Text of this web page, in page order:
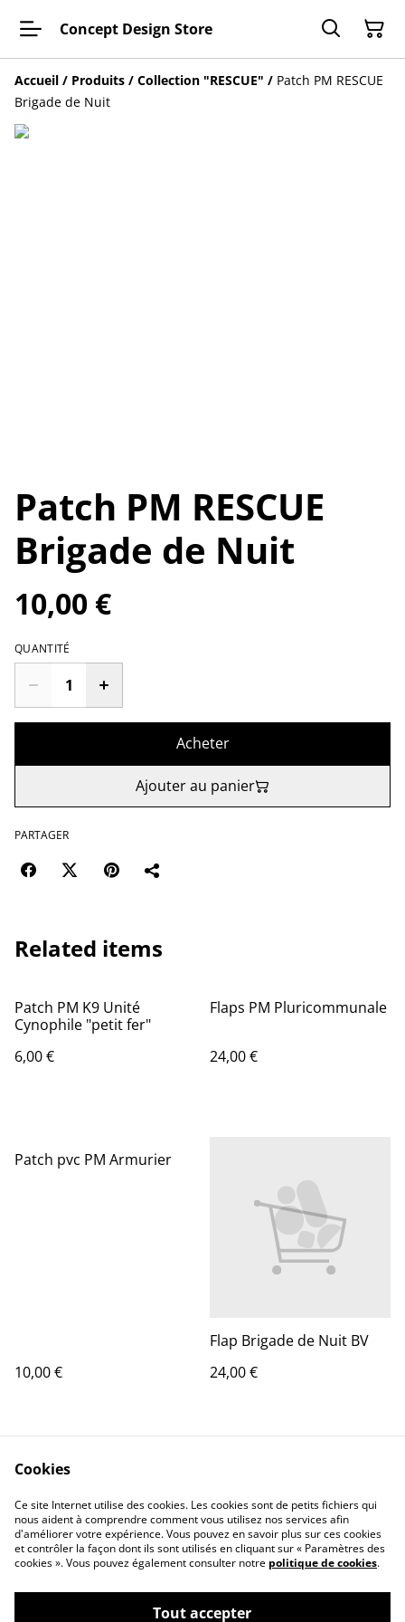
Concept Design Store
Accueil / Produits / Collection "RESCUE" / Patch PM RESCUE
Brigade de Nuit
Patch PM RESCUE
Brigade de Nuit
10,00 €
QUANTITÉ
Acheter
Ajouter au panier
PARTAGER
Related items
Patch PM K9 Unité
Cynophile "petit fer"
6,00 €
Flaps PM Pluricommunale
24,00 €
Patch pvc PM Armurier
10,00 €
Flap Brigade de Nuit BV
24,00 €
Contact Us
Legal Terms
Privacy Policy
Cookie Policy
Cookies
Ce site Internet utilise des cookies. Les cookies sont de petits fichiers qui
nous aident à comprendre comment vous utilisez nos services afin
d'améliorer votre expérience. Vous pouvez en savoir plus sur ces cookies
et contrôler la façon dont ils sont utilisés en cliquant sur « Paramètres des
cookies ». Vous pouvez également consulter notre politique de cookies.
Tout accepter